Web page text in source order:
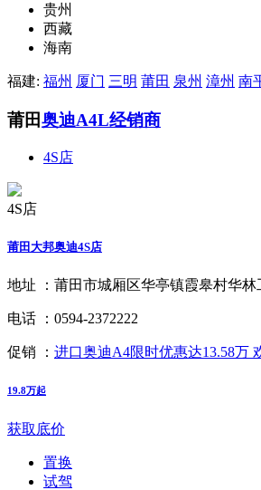
贵州
西藏
海南
福建: 福州 厦门 三明 莆田 泉州 漳州 南
莆田奥迪A4L经销商
4S店
4S店
莆田大邦奥迪4S店
地址 ： 莆田市城厢区华亭镇霞皋村华
电话 ： 0594-2372222
促销 ： 进口奥迪A4限时优惠达13.58万
19.8万起
获取底价
置换
试驾